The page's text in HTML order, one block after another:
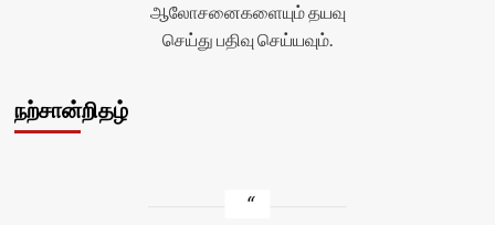
ஆலோசனைகளையும் தயவு
செய்து பதிவு செய்யவும்.
நற்சான்றிதழ்